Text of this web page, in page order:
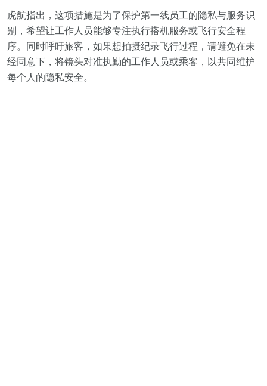
虎航指出，这项措施是为了保护第一线员工的隐私与服务识
别，希望让工作人员能够专注执行搭机服务或飞行安全程
序。同时呼吁旅客，如果想拍摄纪录飞行过程，请避免在未
经同意下，将镜头对准执勤的工作人员或乘客，以共同维护
每个人的隐私安全。